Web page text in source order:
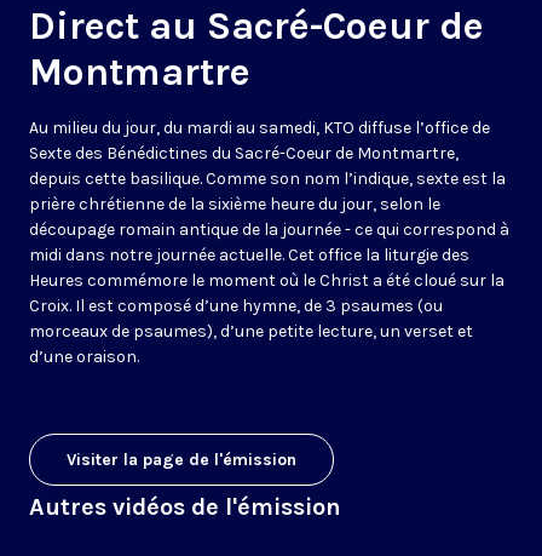
Direct au Sacré-Coeur de
Montmartre
Au milieu du jour, du mardi au samedi, KTO diffuse l’office de
Sexte des Bénédictines du Sacré-Coeur de Montmartre,
depuis cette basilique. Comme son nom l’indique, sexte est la
prière chrétienne de la sixième heure du jour, selon le
découpage romain antique de la journée - ce qui correspond à
midi dans notre journée actuelle. Cet office la liturgie des
Heures commémore le moment où le Christ a été cloué sur la
Croix. Il est composé d’une hymne, de 3 psaumes (ou
morceaux de psaumes), d’une petite lecture, un verset et
d’une oraison.
Visiter la page de l'émission
Autres vidéos de l'émission